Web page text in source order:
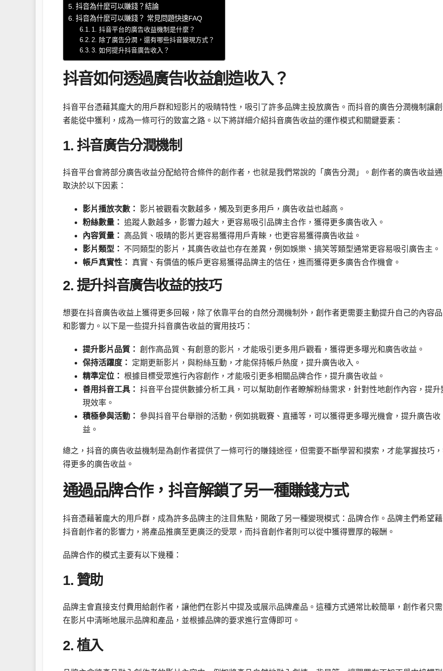
抖音為什麼可以賺錢？結論
抖音為什麼可以賺錢？ 常見問題快速FAQ
1. 抖音平台的廣告收益機制是什麼？
2. 除了廣告分潤，還有哪些抖音變現方式？
3. 如何提升抖音廣告收入？
抖音如何透過廣告收益創造收入？
抖音平台憑藉其龐大的用戶群和短影片的吸睛特性，吸引了許多品牌主投放廣告。而抖音的廣告分潤機制讓
者能從中獲利，成為一條可行的致富之路。以下將詳細介紹抖音廣告收益的運作模式和關鍵要素：
1. 抖音廣告分潤機制
抖音平台會將部分廣告收益分配給符合條件的創作者，也就是我們常說的「廣告分潤」。創作者的廣告收益
取決於以下因素：
影片播放次數：
影片被觀看次數越多，觸及到更多用戶，廣告收益也越高。
粉絲數量： 追蹤人數越多，影響力越大，更容易吸引品牌主合作，獲得更多廣告收入。
內容質量：
高品質、吸睛的影片更容易獲得用戶青睞，也更容易獲得廣告收益。
影片類型：
不同類型的影片，其廣告收益也存在差異，例如娛樂、搞笑等類型通常更容易吸引廣告主。
帳戶真實性：
真實、有價值的帳戶更容易獲得品牌主的信任，進而獲得更多廣告合作機會。
2. 提升抖音廣告收益的技巧
想要在抖音廣告收益上獲得更多回報，除了依靠平台的自然分潤機制外，創作者更需要主動提升自己的內容
和影響力。以下是一些提升抖音廣告收益的實用技巧：
提升影片品質： 創作高品質、有創意的影片，才能吸引更多用戶觀看，獲得更多曝光和廣告收益。
保持活躍度：
定期更新影片，與粉絲互動，才能保持帳戶熱度，提升廣告收入。
精準定位： 根據目標受眾進行內容創作，才能吸引更多相關品牌合作，提升廣告收益。
善用抖音工具： 抖音平台提供數據分析工具，可以幫助創作者瞭解粉絲需求，針對性地創作內容，提升
現效率。
積極參與活動： 參與抖音平台舉辦的活動，例如挑戰賽、直播等，可以獲得更多曝光機會，提升廣告收
益。
總之，抖音的廣告收益機制是為創作者提供了一條可行的賺錢途徑，但需要不斷學習和摸索，才能掌握技巧
得更多的廣告收益。
通過品牌合作，抖音解鎖了另一種賺錢方式
抖音憑藉著龐大的用戶群，成為許多品牌主的注目焦點，開啟了另一種變現模式：品牌合作。品牌主們希望
抖音創作者的影響力，將產品推廣至更廣泛的受眾，而抖音創作者則可以從中獲得豐厚的報酬。
品牌合作的模式主要有以下幾種：
1. 贊助
品牌主會直接支付費用給創作者，讓他們在影片中提及或展示品牌產品。這種方式通常比較簡單，創作者只
在影片中清晰地展示品牌和產品，並根據品牌的要求進行宣傳即可。
2. 植入